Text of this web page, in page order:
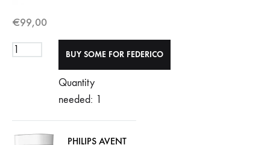
€99,00
Quantity
needed: 1
PHILIPS AVENT